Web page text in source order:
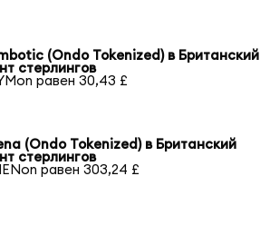
(Ondo Tokenized) в Британский
стерлингов
равен 30,43 £
(Ondo Tokenized) в Британский
стерлингов
равен 303,24 £